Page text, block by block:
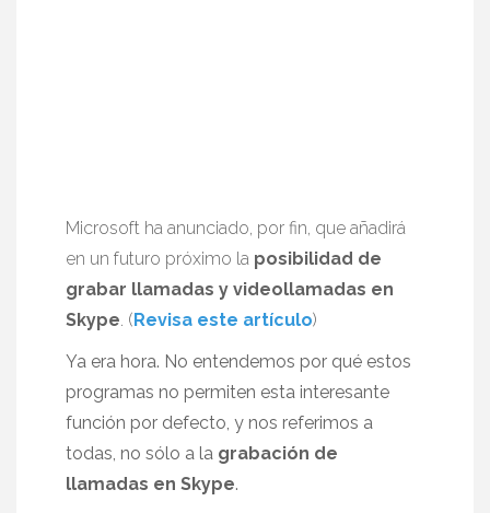
Microsoft ha anunciado, por fin, que añadirá
en un futuro próximo la posibilidad de
grabar llamadas y videollamadas en
Skype . (Revisa este artículo)
Ya era hora. No entendemos por qué estos
programas no permiten esta interesante
función por defecto, y nos referimos a
todas, no sólo a la grabación de
llamadas en Skype.